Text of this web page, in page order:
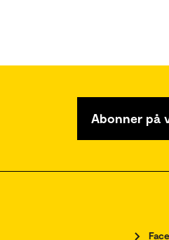
Abonner på